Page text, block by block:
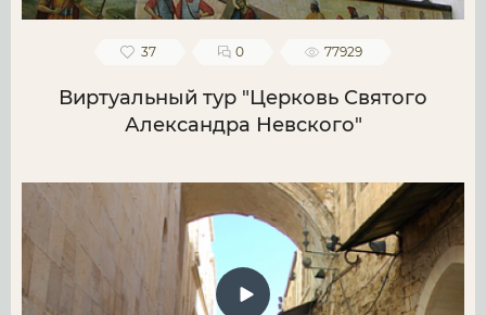
37 0 77929
Виртуальный тур "Церковь Святого
Александра Невского"